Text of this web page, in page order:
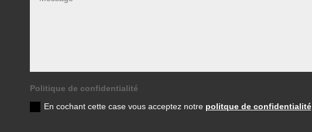
Politique de confidentialité
En cochant cette case vous acceptez notre politque de confidentialité